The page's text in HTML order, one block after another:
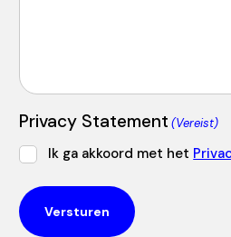
Privacy Statement (Vereist)
Ik ga akkoord met het